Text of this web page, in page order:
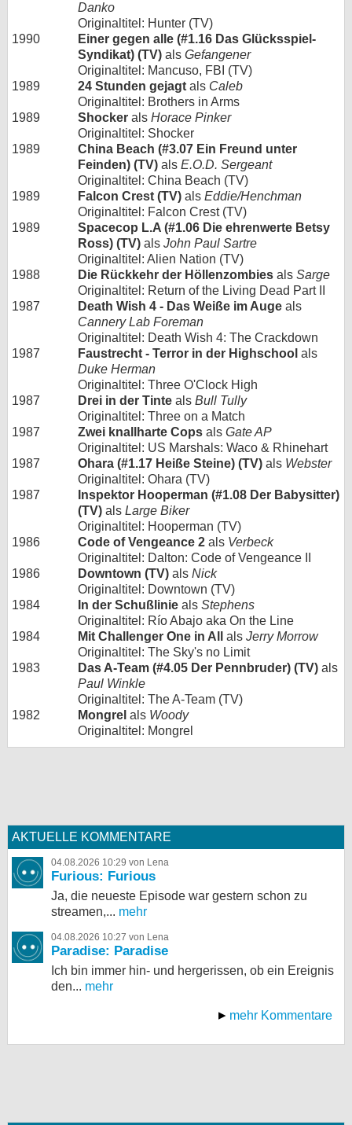
Danko
Originaltitel: Hunter (TV)
1990
Einer gegen alle (#1.16 Das Glücksspiel-
Syndikat) (TV) als Gefangener
Originaltitel: Mancuso, FBI (TV)
1989
24 Stunden gejagt als Caleb
Originaltitel: Brothers in Arms
1989
Shocker als Horace Pinker
Originaltitel: Shocker
1989
China Beach (#3.07 Ein Freund unter
Feinden) (TV) als E.O.D. Sergeant
Originaltitel: China Beach (TV)
1989
Falcon Crest (TV) als Eddie/Henchman
Originaltitel: Falcon Crest (TV)
1989
Spacecop L.A (#1.06 Die ehrenwerte Betsy
Ross) (TV) als John Paul Sartre
Originaltitel: Alien Nation (TV)
1988
Die Rückkehr der Höllenzombies als Sarge
Originaltitel: Return of the Living Dead Part II
1987
Death Wish 4 - Das Weiße im Auge als
Cannery Lab Foreman
Originaltitel: Death Wish 4: The Crackdown
1987
Faustrecht - Terror in der Highschool als
Duke Herman
Originaltitel: Three O'Clock High
1987
Drei in der Tinte als Bull Tully
Originaltitel: Three on a Match
1987
Zwei knallharte Cops als Gate AP
Originaltitel: US Marshals: Waco & Rhinehart
1987
Ohara (#1.17 Heiße Steine) (TV) als Webster
Originaltitel: Ohara (TV)
1987
Inspektor Hooperman (#1.08 Der Babysitter)
(TV) als Large Biker
Originaltitel: Hooperman (TV)
1986
Code of Vengeance 2 als Verbeck
Originaltitel: Dalton: Code of Vengeance II
1986
Downtown (TV) als Nick
Originaltitel: Downtown (TV)
1984
In der Schußlinie als Stephens
Originaltitel: Río Abajo aka On the Line
1984
Mit Challenger One in All als Jerry Morrow
Originaltitel: The Sky's no Limit
1983
Das A-Team (#4.05 Der Pennbruder) (TV) als
Paul Winkle
Originaltitel: The A-Team (TV)
1982
Mongrel als Woody
Originaltitel: Mongrel
AKTUELLE KOMMENTARE
04.08.2026 10:29 von Lena
Furious: Furious
Ja, die neueste Episode war gestern schon zu
streamen,... mehr
04.08.2026 10:27 von Lena
Paradise: Paradise
Ich bin immer hin- und hergerissen, ob ein Ereignis
den... mehr
mehr Kommentare